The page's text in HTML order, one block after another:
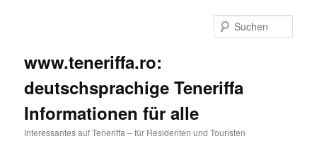
www.teneriffa.ro:
deutschsprachige Teneriffa
Informationen für alle
Interessantes auf Teneriffa – für Residenten und Touristen